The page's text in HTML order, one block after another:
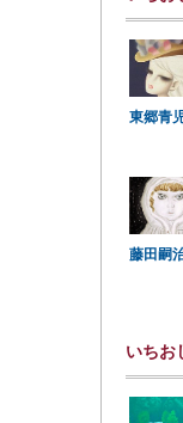
東郷青
藤田嗣
いちお